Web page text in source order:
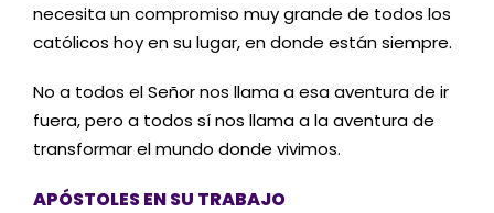
necesita un compromiso muy grande de todos los
católicos hoy en su lugar, en donde están siempre.
No a todos el Señor nos llama a esa aventura de ir
fuera, pero a todos sí nos llama a la aventura de
transformar el mundo donde vivimos.
APÓSTOLES EN SU TRABAJO